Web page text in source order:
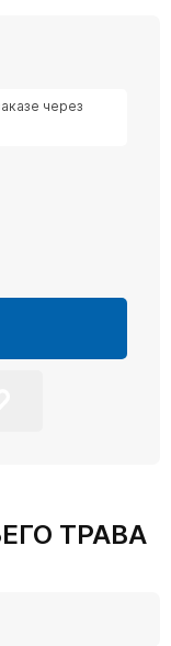
через
ТРАВА